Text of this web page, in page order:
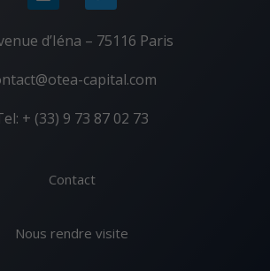
d’Iéna – 75116 Paris
capital.com
+ (33) 9 73 87 02 73
Contact
Nous rendre visite